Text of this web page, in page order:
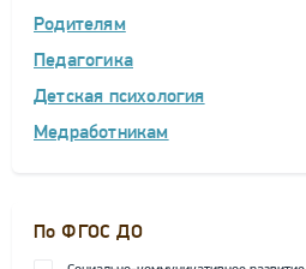
Родителям
Педагогика
Детская психология
Медработникам
По ФГОС ДО